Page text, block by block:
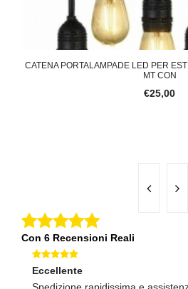
CATENA PORTALAMPADE LED PER
MT CON
€25,00
Con 6 Recensioni Reali
Eccellente